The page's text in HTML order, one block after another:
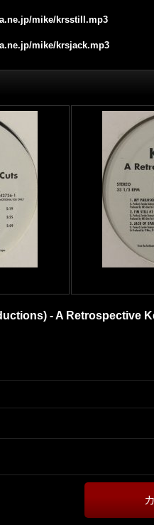
mike/krsstill.mp3
mike/krsjack.mp3
- A Retrospective